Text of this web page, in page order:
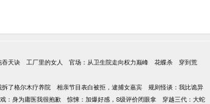
吞天诀 工厂里的女人 官场：从卫生院走向权力巅峰 花蝶杀
穿到荒
拆了格尔木疗养院 相亲节目表白被拒，逮捕女嘉宾
规则怪谈：我比诡异
：身为庸医我很抱歉 惊悚：加爆好感，S级评价闭眼拿
穿越三代：大蛇